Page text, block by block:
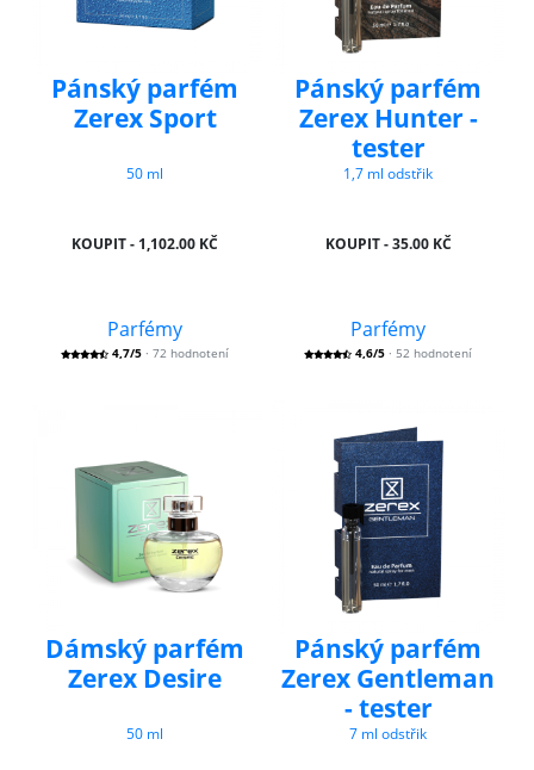
Pánský parfém
Zerex Sport
50 ml
KOUPIT - 1,102.00 KČ
Pánský parfém
Zerex Hunter -
tester
1,7 ml odstřik
KOUPIT - 35.00 KČ
Parfémy
4,7/5 · 72 hodnotení
Dámský parfém
Zerex Desire
50 ml
Parfémy
4,6/5 · 52 hodnotení
Pánský parfém
Zerex Gentleman
- tester
7 ml odstřik